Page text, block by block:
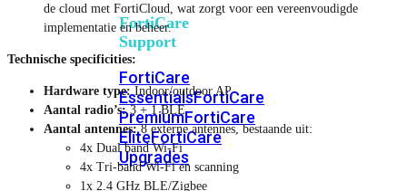
FortiCare
Support
FortiCare
EssentialsFortiCare
PremiumFortiCare
EliteFortiCare
Upgrades
de cloud met FortiCloud, wat zorgt voor een vereenvoudigde
implementatie en beheer.
Technische specificities:
Hardware type: Indoor/outdoor AP
Aantal radio’s:3 + 1 BLE
Aantal antennes:8 externe antennes, bestaande uit:
4x Dual band Wi-Fi
4x Tri-band Wi-Fi en scanning
1x 2.4 GHz BLE/Zigbee